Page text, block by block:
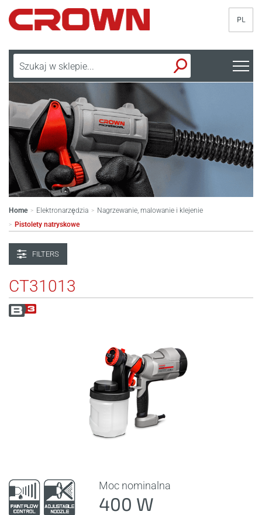
PL
Home > Elektronarzędzia > Nagrzewanie, malowanie i klejenie
> Pistolety natryskowe
FILTERS
CT31013
Moc nominalna
400 W